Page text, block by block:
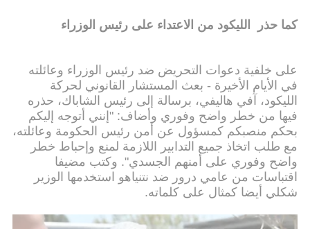
كما حذر الليكود من الاعتداء على رئيس الوزراء
على خلفية دعوات التحريض ضد رئيس الوزراء وعائلته
في الأيام الأخيرة - بعث المستشار القانوني لحركة
الليكود، آفي هاليفي، برسالة إلى رئيس الشاباك، حذره
فيها من خطر واضح وفوري وأضاف: "إنني أتوجه إليكم
بحكم منصبكم كمسؤول عن أمن رئيس الحكومة وعائلته،
مع طلب اتخاذ جميع التدابير اللازمة لمنع وإحباط خطر
واضح وفوري على أمنهم الجسدي". وكتب مضيفا
اقتباسات من عامي درور ضد نتنياهو استخدمها الوزير
شكلي أيضا كمثال على كلماته.